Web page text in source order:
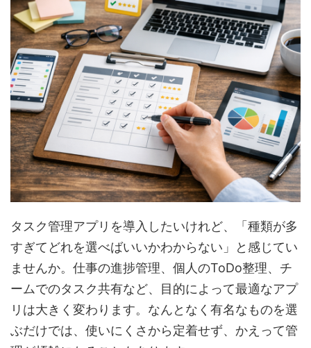
タスク管理アプリを導入したいけれど、「種類が多
すぎてどれを選べばいいかわからない」と感じてい
ませんか。仕事の進捗管理、個人のToDo整理、チ
ームでのタスク共有など、目的によって最適なアプ
リは大きく変わります。なんとなく有名なものを選
ぶだけでは、使いにくさから定着せず、かえって管